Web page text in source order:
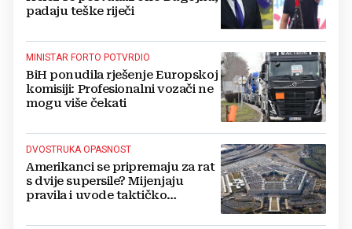
padaju teške riječi
MINISTAR FORTO POTVRDIO
BiH ponudila rješenje Europskoj
komisiji: Profesionalni vozači ne
mogu više čekati
DVOSTRUKA OPASNOST
Amerikanci se pripremaju za rat
s dvije supersile? Mijenjaju
pravila i uvode taktičko